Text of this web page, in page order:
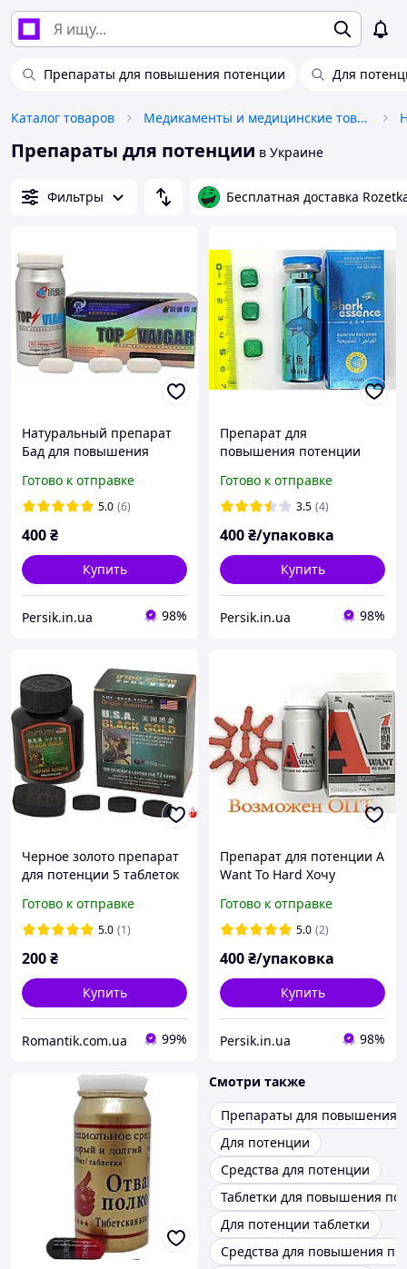
Препараты для повышения потенции Для
Каталог товаров Медикаменты и медицинские товары
Препараты для потенции в Украине
Фильтры Бесплатная доставка
Натуральный препарат
Бад для повышения
таблеток
Готово к отправке
5.0 (6)
400₴
Купить
Persik.in.ua 98%
Препарат для
повышения потенции
эссенция (10 таблеток)
Готово к отправке
3.5 (4)
400₴/упаковка
Купить
Persik.in.ua 98%
Черное золото препарат
для потенции 5 таблеток
Готово к отправке
5.0 (1)
200₴
Купить
Romantik.com.ua 99%
Препарат для потенции A
Want To Hard Хочу
Готово к отправке
5.0 (2)
400₴/упаковка
Купить
Persik.in.ua 98%
Смотри также
Препараты для повышения
Для потенции
Средства для потенции
Таблетки для повышения
Для потенции таблетки
Средства для повышения